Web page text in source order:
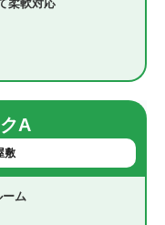
柔軟対応
A
敷
ーム